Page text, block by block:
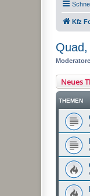
Kfz
Neues
THEMEN